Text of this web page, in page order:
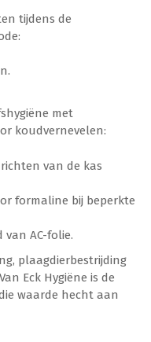
tijdens de
met
koudvernevelen:
van de kas
formaline bij beperkte
AC-folie.
plaagdierbestrijding
Eck Hygiëne is de
waarde hecht aan